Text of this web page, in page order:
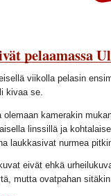
pelaamassa
viikolla pelasin
kivaa se.
olemaan kamerakin
linssillä ja
laukkasivat nurmea
eivät ehkä
mutta ovatpahan